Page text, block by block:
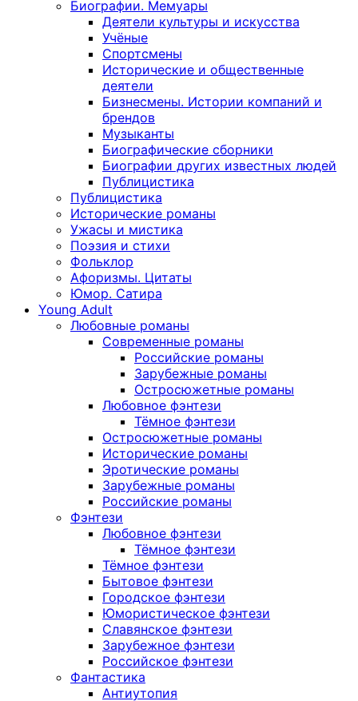
Биографии. Мемуары
Деятели культуры и искусства
Учёные
Спортсмены
Исторические и общественные
деятели
Бизнесмены. Истории компаний и
брендов
Музыканты
Биографические сборники
Биографии других известных людей
Публицистика
Публицистика
Исторические романы
Ужасы и мистика
Поэзия и стихи
Фольклор
Афоризмы. Цитаты
Юмор. Сатира
Young Adult
Любовные романы
Современные романы
Российские романы
Зарубежные романы
Остросюжетные романы
Любовное фэнтези
Тёмное фэнтези
Остросюжетные романы
Исторические романы
Эротические романы
Зарубежные романы
Российские романы
Фэнтези
Любовное фэнтези
Тёмное фэнтези
Тёмное фэнтези
Бытовое фэнтези
Городское фэнтези
Юмористическое фэнтези
Славянское фэнтези
Зарубежное фэнтези
Российское фэнтези
Фантастика
Антиутопия